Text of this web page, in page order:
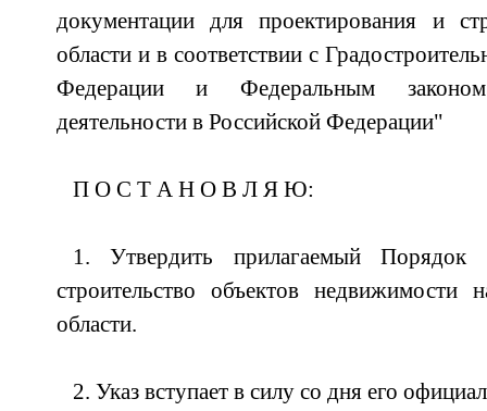
документации для проектирования и
области и в соответствии с
Федерации и Федеральным
деятельности в Российской Федерации"
П О С Т А Н О В Л Я Ю:
1. Утвердить прилагаемый Порядок
строительство объектов недвижимости
области.
2. Указ вступает в силу со дня его